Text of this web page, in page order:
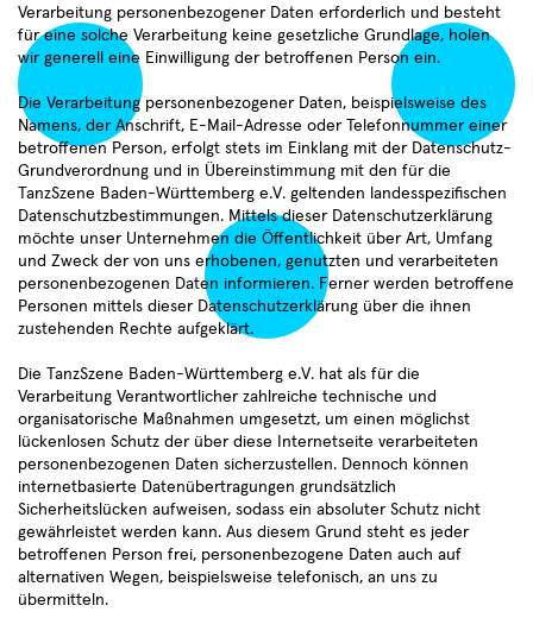
Aktuelles
Über uns
Profil
Der Verein
Satzung
Aktivitäten
Projekte
Verarbeitung personenbezogener Daten erforderlich und besteht
für eine solche Verarbeitung keine gesetzliche Grundlage, holen
wir generell eine Einwilligung der betroffenen Person ein.
Die Verarbeitung personenbezogener Daten, beispielsweise des
Namens, der Anschrift, E-Mail-Adresse oder Telefonnummer einer
betroffenen Person, erfolgt stets im Einklang mit der Datenschutz-
Grundverordnung und in Übereinstimmung mit den für die
TanzSzene Baden-Württemberg e.V. geltenden landesspezifischen
Datenschutzbestimmungen. Mittels dieser Datenschutzerklärung
möchte unser Unternehmen die Öffentlichkeit über Art, Umfang
und Zweck der von uns erhobenen, genutzten und verarbeiteten
personenbezogenen Daten informieren. Ferner werden betroffene
Personen mittels dieser Datenschutzerklärung über die ihnen
zustehenden Rechte aufgeklärt.
Die TanzSzene Baden-Württemberg e.V. hat als für die
Verarbeitung Verantwortlicher zahlreiche technische und
organisatorische Maßnahmen umgesetzt, um einen möglichst
lückenlosen Schutz der über diese Internetseite verarbeiteten
personenbezogenen Daten sicherzustellen. Dennoch können
internetbasierte Datenübertragungen grundsätzlich
Sicherheitslücken aufweisen, sodass ein absoluter Schutz nicht
gewährleistet werden kann. Aus diesem Grund steht es jeder
betroffenen Person frei, personenbezogene Daten auch auf
alternativen Wegen, beispielsweise telefonisch, an uns zu
übermitteln.
Termine
28.06.2026
Fachtag "Tanz und Care" in
Kooperation mit Dachverband
Tanz und Roxy Ulm
Community Tagungen und Symposien
Veranstaltungen
Choreografen Compagnien
Freie Ensembles Institutionen
Lokale Netzwerke
4
7
Sie haben sich erfolgreich
für den TanzSzene Baden-
Württemberg Newsletter
Danke!